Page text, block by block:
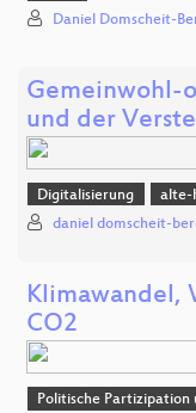
Daniel Domscheit-
Gemeinwohl-
und der
Digitalisierung alte-
daniel domscheit-
Klimawandel,
CO2
Politische Partizipation